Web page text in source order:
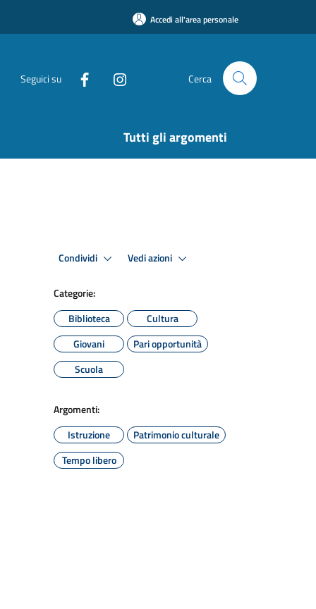
Accedi all'area personale
Seguici su Cerca
Tutti gli argomenti
Condividi Vedi azioni
Categorie:
Biblioteca
Cultura
Giovani
Pari opportunità
Scuola
Argomenti:
Istruzione
Patrimonio culturale
Tempo libero